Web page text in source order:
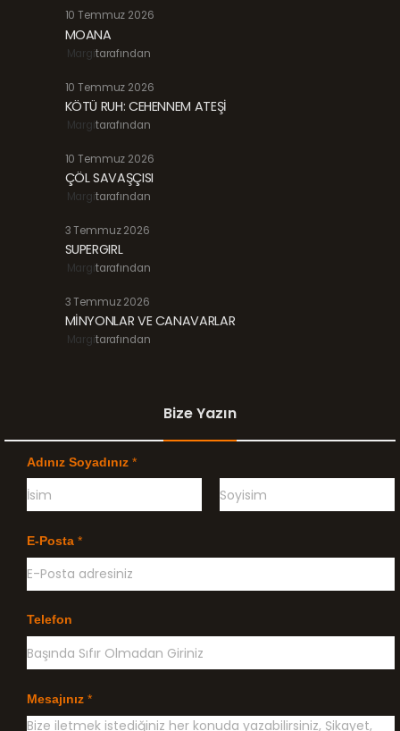
10 Temmuz 2026
MOANA
Margitarafından
10 Temmuz 2026
KÖTÜ RUH: CEHENNEM ATEŞİ
Margitarafından
10 Temmuz 2026
ÇÖL SAVAŞÇISI
Margitarafından
3 Temmuz 2026
SUPERGIRL
Margitarafından
3 Temmuz 2026
MİNYONLAR VE CANAVARLAR
Margitarafından
Bize Yazın
Adınız Soyadınız *
c
e
i
l
e
E-Posta *
Telefon
Mesajınız *